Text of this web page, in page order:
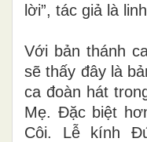
lời”, tác giả là
Với bản thánh
sẽ thấy đây là
ca đoàn hát
Mẹ. Đặc biệt
Côi. Lễ kính